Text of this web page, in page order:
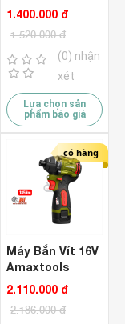
AV18014NW ( Bộ )
1.400.000 đ
1.520.000 đ
(0) nhận
xét
Lựa chọn sản
phẩm báo giá
có hàng
Máy Bắn Vít 16V
Amaxtools
AV18514SA
2.110.000 đ
2.186.000 đ